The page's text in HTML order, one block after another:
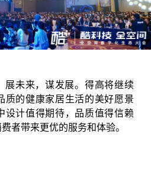
展未来，谋发展。得高将继续
质的健康家居生活的美好愿景
设计值得期待，品质值得信赖
者带来更优的服务和体验。